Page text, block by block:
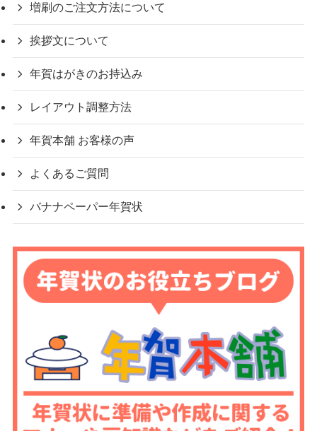
増刷のご注文方法について
挨拶文について
年賀はがきのお持込み
レイアウト調整方法
年賀本舗 お客様の声
よくあるご質問
バナナペーパー年賀状